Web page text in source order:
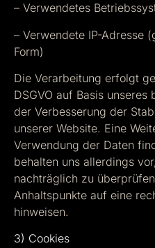
– Verwendetes
– Verwendete IP-Adresse
Form)
Die Verarbeitung erfolgt
DSGVO auf Basis
der Verbesserung der
unserer Website. Eine
Verwendung der Daten
behalten uns allerdings
nachträglich zu
Anhaltspunkte auf eine
hinweisen.
3) Cookies